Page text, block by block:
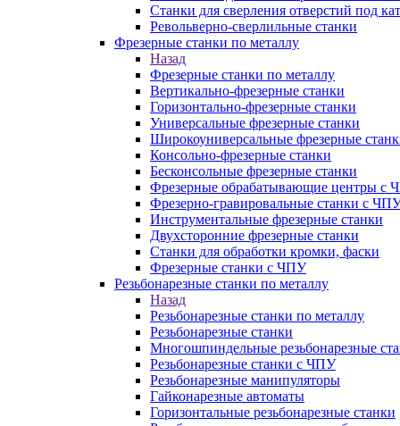
Станки для сверления отверстий под
Револьверно-сверлильные станки
Фрезерные станки по металлу
Назад
Фрезерные станки по металлу
Вертикально-фрезерные станки
Горизонтально-фрезерные станки
Универсальные фрезерные станки
Широкоуниверсальные фрезерные
Консольно-фрезерные станки
Бесконсольные фрезерные станки
Фрезерные обрабатывающие центры с
Фрезерно-гравировальные станки с
Инструментальные фрезерные станки
Двухсторонние фрезерные станки
Станки для обработки кромки, фаски
Фрезерные станки с ЧПУ
Резьбонарезные станки по металлу
Назад
Резьбонарезные станки по металлу
Резьбонарезные станки
Многошпиндельные резьбонарезные
Резьбонарезные станки с ЧПУ
Резьбонарезные манипуляторы
Гайконарезные автоматы
Горизонтальные резьбонарезные станки